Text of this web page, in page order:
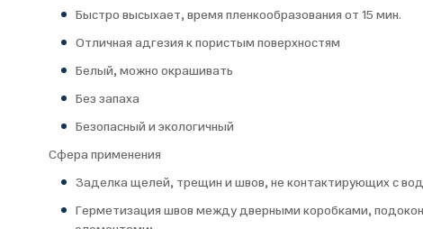
Быстро высыхает, время пленкообразования от 15 мин.
Отличная адгезия к пористым поверхностям
Белый, можно окрашивать
Без запаха
Безопасный и экологичный
Сфера применения
Заделка щелей, трещин и швов, не контактирующих с
Герметизация швов между дверными коробками,